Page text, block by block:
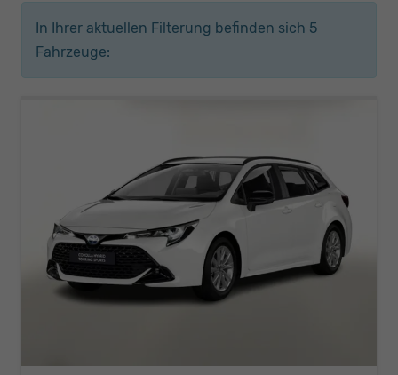
In Ihrer aktuellen Filterung befinden sich 5
Fahrzeuge: